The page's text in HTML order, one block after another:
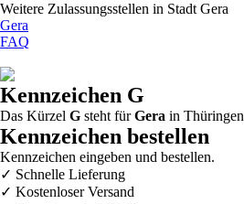
Weitere Zulassungsstellen in Stadt Gera
Gera
FAQ
Kennzeichen G
Das Kürzel G steht fürGera in Thüringen
Kennzeichen bestellen
Kennzeichen eingeben und bestellen.
✓ Schnelle Lieferung
✓ Kostenloser Versand